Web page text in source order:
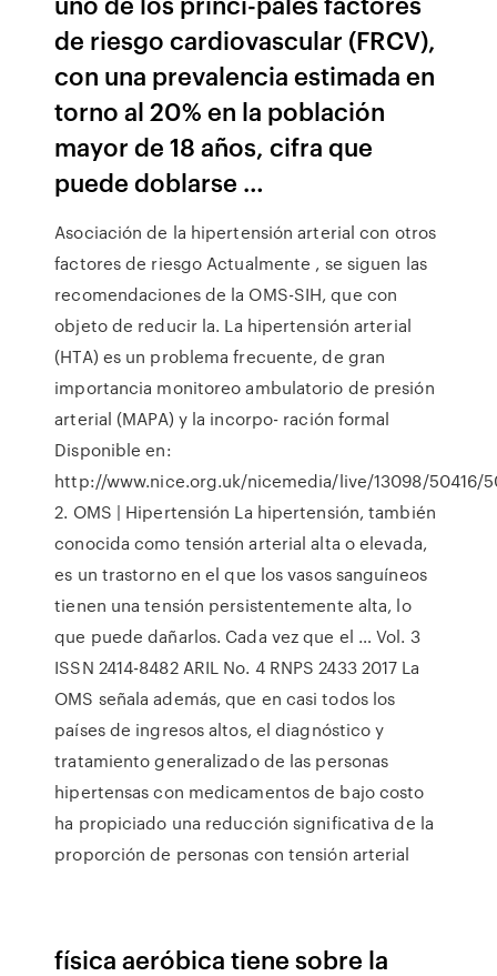
de riesgo cardiovascular (FRCV),
con una prevalencia estimada en
torno al 20% en la población
mayor de 18 años, cifra que
puede doblarse …
Asociación de la hipertensión arterial con otros
factores de riesgo Actualmente , se siguen las
recomendaciones de la OMS-SIH, que con
objeto de reducir la. La hipertensión arterial
(HTA) es un problema frecuente, de gran
importancia monitoreo ambulatorio de presión
arterial (MAPA) y la incorpo- ración formal
Disponible en:
http://www.nice.org.uk/nicemedia/live/13098/50416/
2. OMS | Hipertensión La hipertensión, también
conocida como tensión arterial alta o elevada,
es un trastorno en el que los vasos sanguíneos
tienen una tensión persistentemente alta, lo
que puede dañarlos. Cada vez que el … Vol. 3
ISSN 2414-8482 ARIL No. 4 RNPS 2433 2017 La
OMS señala además, que en casi todos los
países de ingresos altos, el diagnóstico y
tratamiento generalizado de las personas
hipertensas con medicamentos de bajo costo
ha propiciado una reducción significativa de la
proporción de personas con tensión arterial
física aeróbica tiene sobre la